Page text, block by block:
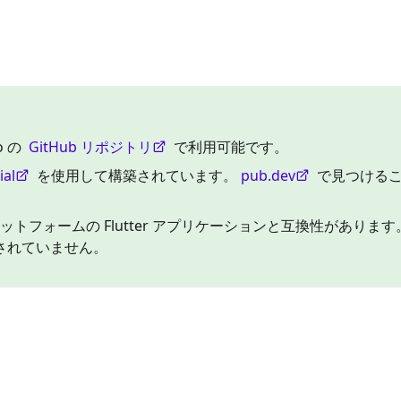
の GitHub リポジトリ
で利用可能です。
を使用して構築されています。 pub.dev で見つける
トフォームの Flutter アプリケーションと互換性があります
ていません。